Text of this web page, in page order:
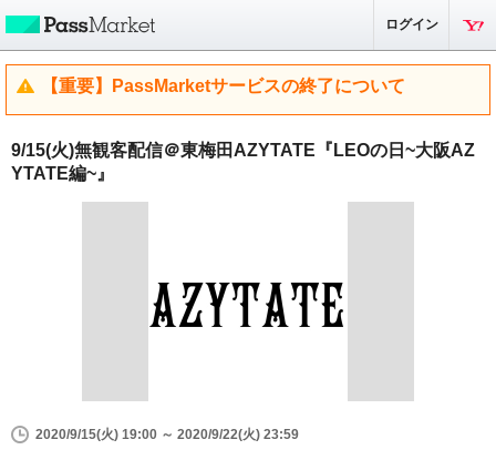
ログイン
【重要】PassMarketサービスの終了について
9/15(火)無観客配信＠東梅田AZYTATE『LEOの日~大阪AZ
YTATE編~』
2020/9/15(火) 19:00 ～ 2020/9/22(火) 23:59